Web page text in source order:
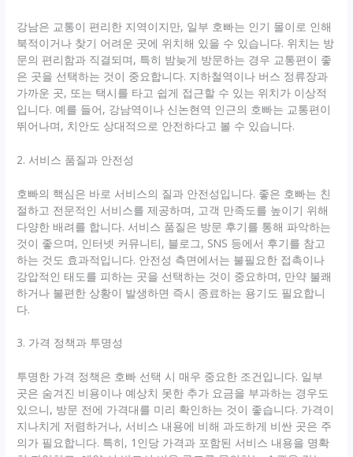
강남은 교통이 편리한 지역이지만, 일부 호빠는 인기 몰이로 인해
북적이거나 찾기 어려운 곳에 위치해 있을 수 있습니다. 위치는 방
문의 편리함과 직결되며, 특히 밤늦게 방문하는 경우 교통편이 좋
은 곳을 선택하는 것이 중요합니다. 지하철역이나 버스 정류장과
가까운 곳, 또는 택시를 타고 쉽게 접근할 수 있는 위치가 이상적
입니다. 예를 들어, 강남역이나 신논현역 인근의 호빠는 교통편이
뛰어나며, 치안도 상대적으로 안전하다고 볼 수 있습니다.
2. 서비스 품질과 안전성
호빠의 핵심은 바로 서비스의 질과 안전성입니다. 좋은 호빠는 친
절하고 전문적인 서비스를 제공하며, 고객 만족도를 높이기 위해
다양한 배려를 합니다. 서비스 품질은 방문 후기를 통해 파악하는
것이 좋으며, 인터넷 커뮤니티, 블로그, SNS 등에서 후기를 참고
하는 것도 효과적입니다. 안전성 측면에서는 불필요한 접촉이나
강압적인 태도를 피하는 곳을 선택하는 것이 중요하며, 만약 불쾌
하거나 불편한 상황이 발생하면 즉시 종료하는 용기도 필요합니
다.
3. 가격 정책과 투명성
투명한 가격 정책은 호빠 선택 시 매우 중요한 조건입니다. 일부
곳은 숨겨진 비용이나 예상치 못한 추가 요금을 부과하는 경우도
있으니, 방문 전에 가격대를 미리 확인하는 것이 좋습니다. 가격이
지나치게 저렴하거나, 서비스 내용에 비해 과도하게 비싼 곳은 주
의가 필요합니다. 특히, 1인당 가격과 포함된 서비스 내용을 명확